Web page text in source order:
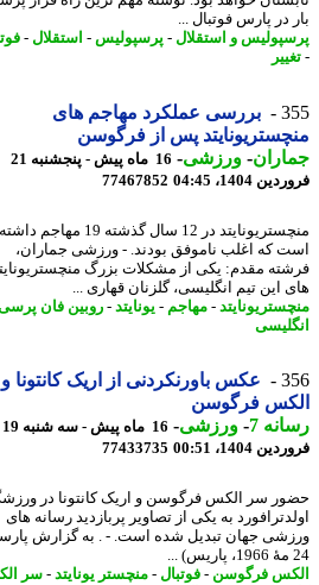
در پارس فوتبال ...
و استقلال-پرسپولیس-استقلال-فوتبال
بررسی عملکرد مهاجم های
پس از فرگوسن
- ورزشی-
16 ماه پیش - پنجشنبه 21
1404، 04:45
77467852
منچستریونایتد در 12 سال گذشته 19 مهاجم داشته
که اغلب ناموفق بودند. - ورزشی جماران،
مقدم: یکی از مشکلات بزرگ
این تیم انگلیسی، گلزنان قهاری ...
-مهاجم-یونایتد-روبین فان پرسی -
عکس باورنکردنی از اریک کانتونا و
فرگوسن
7
-ورزشی-
16 ماه پیش - سه شنبه 19
1404، 00:51
77433735
سر الکس فرگوسن و اریک کانتونا در ورزشگاه
به یکی از تصاویر پربازدید رسانه های
جهان تبدیل شده است. - . به گزارش پارسینه،
فرگوسن-فوتبال-منچستر یونایتد-سر الکس